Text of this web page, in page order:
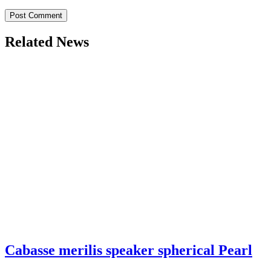
Related News
Cabasse merilis speaker spherical Pearl